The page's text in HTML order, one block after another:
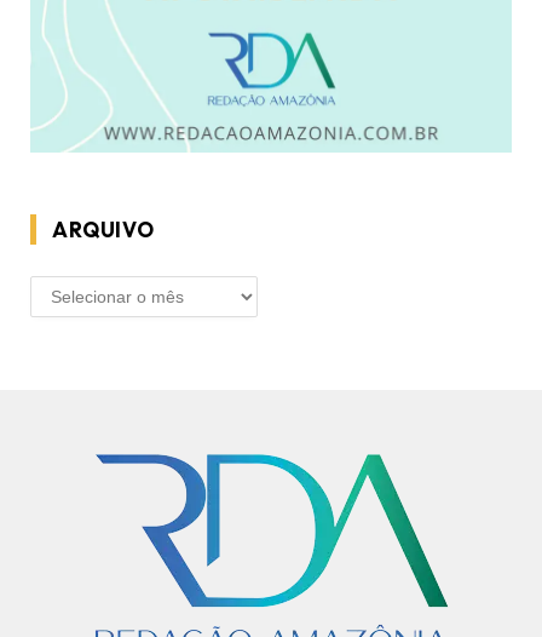
ARQUIVO
ARQUIVO